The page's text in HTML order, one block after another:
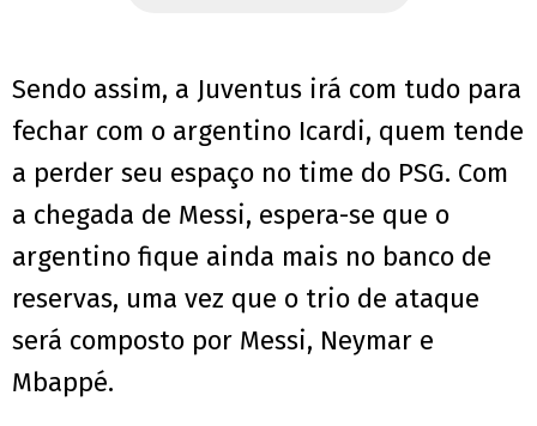
Sendo assim, a Juventus irá com tudo para
fechar com o argentino Icardi, quem tende
a perder seu espaço no time do PSG. Com
a chegada de Messi, espera-se que o
argentino fique ainda mais no banco de
reservas, uma vez que o trio de ataque
será composto por Messi, Neymar e
Mbappé.